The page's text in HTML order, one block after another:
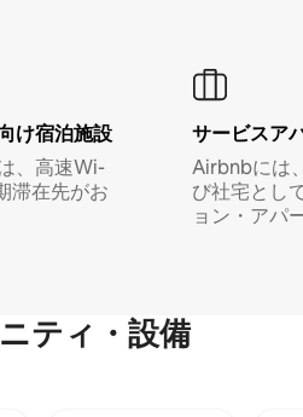
け宿⁠泊⁠施⁠設
、高速Wi-
滞在先がお
サービスア
Airbnbには
び社宅とし
ョン・アパ
ティ・設備